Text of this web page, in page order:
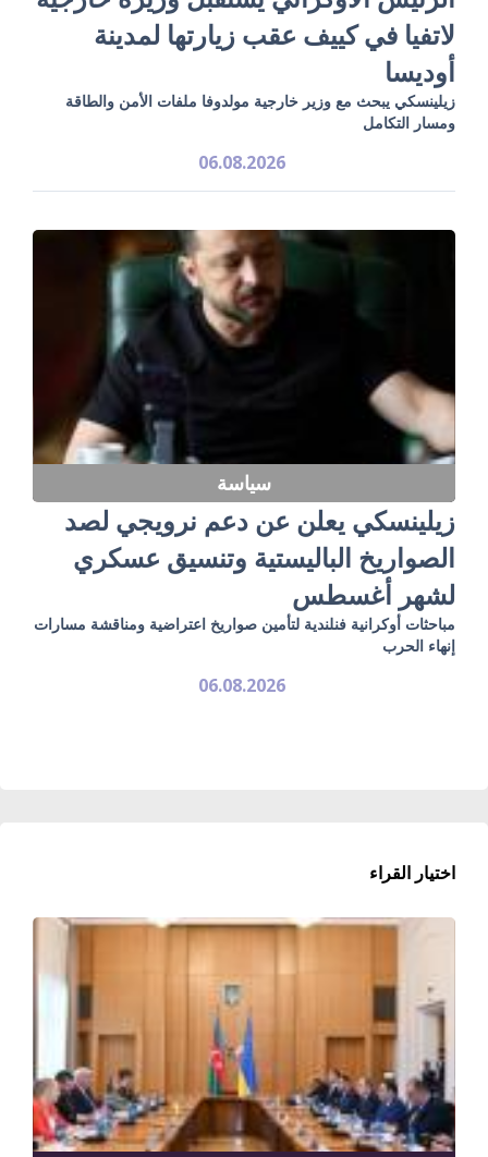
لاتفيا في كييف عقب زيارتها لمدينة
أوديسا
زيلينسكي يبحث مع وزير خارجية مولدوفا ملفات الأمن والطاقة
ومسار التكامل
06.08.2026
سياسة
زيلينسكي يعلن عن دعم نرويجي لصد
الصواريخ الباليستية وتنسيق عسكري
لشهر أغسطس
مباحثات أوكرانية فنلندية لتأمين صواريخ اعتراضية ومناقشة مسارات
إنهاء الحرب
06.08.2026
اختيار القراء